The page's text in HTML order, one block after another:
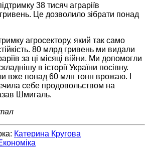
38 тисяч аграріїв
Це дозволило зібрати понад
агросектору, який так само
80 млрд гривень ми видали
за ці місяці війни. Ми допомогли
в історії України посівну.
вже понад 60 млн тонн врожаю. І
себе продовольством на
Шмигаль.
Катерина Кругова